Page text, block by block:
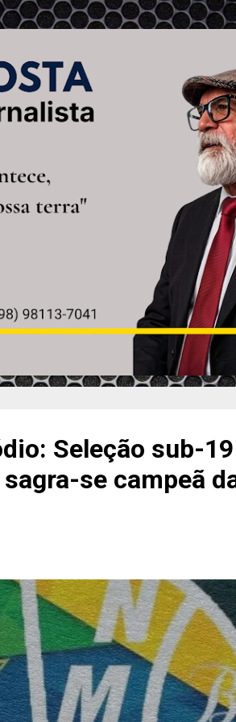
o conteúdo principal
Seleção sub-19
se campeã